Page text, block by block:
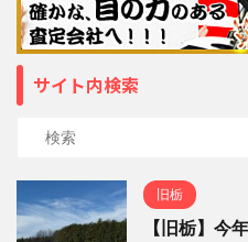
サイト内検索
旧栃
【旧栃】今